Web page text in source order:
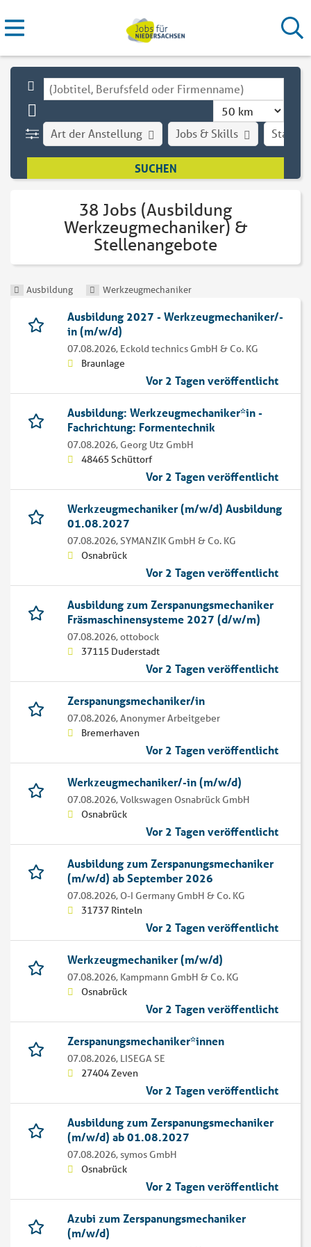
Stadt
Art der Anstellung Jobs & Skills
38 Jobs (Ausbildung
Werkzeugmechaniker) &
Stellenangebote
Ausbildung Werkzeugmechaniker
Ausbildung 2027 - Werkzeugmechaniker/-
in (m/w/d)
07.08.2026, Eckold technics GmbH & Co. KG
Braunlage
Vor 2 Tagen veröffentlicht
Ausbildung: Werkzeugmechaniker*in -
Fachrichtung: Formentechnik
07.08.2026, Georg Utz GmbH
48465 Schüttorf
Vor 2 Tagen veröffentlicht
Werkzeugmechaniker (m/w/d) Ausbildung
01.08.2027
07.08.2026,SYMANZIK GmbH & Co. KG
Osnabrück
Vor 2 Tagen veröffentlicht
Ausbildung zum Zerspanungsmechaniker
Fräsmaschinensysteme 2027 (d/w/m)
07.08.2026,ottobock
37115 Duderstadt
Vor 2 Tagen veröffentlicht
Zerspanungsmechaniker/in
07.08.2026,Anonymer Arbeitgeber
Bremerhaven
Vor 2 Tagen veröffentlicht
Werkzeugmechaniker/-in (m/w/d)
07.08.2026,Volkswagen Osnabrück GmbH
Osnabrück
Vor 2 Tagen veröffentlicht
Ausbildung zum Zerspanungsmechaniker
(m/w/d) ab September 2026
07.08.2026, O-I Germany GmbH & Co. KG
31737 Rinteln
Vor 2 Tagen veröffentlicht
Werkzeugmechaniker (m/w/d)
07.08.2026, Kampmann GmbH & Co. KG
Osnabrück
Vor 2 Tagen veröffentlicht
Zerspanungsmechaniker*innen
07.08.2026, LISEGA SE
27404 Zeven
Vor 2 Tagen veröffentlicht
Ausbildung zum Zerspanungsmechaniker
(m/w/d) ab 01.08.2027
07.08.2026,symos GmbH
Osnabrück
Vor 2 Tagen veröffentlicht
Azubi zum Zerspanungsmechaniker
(m/w/d)